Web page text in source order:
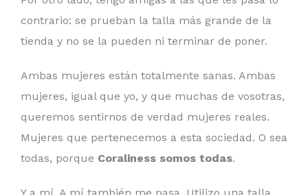
contrario: se prueban la talla más grande de la
tienda y no se la pueden ni terminar de poner.
Ambas mujeres están totalmente sanas. Ambas
mujeres, igual que yo, y que muchas de vosotras,
queremos sentirnos de verdad mujeres reales.
Mujeres que pertenecemos a esta sociedad. O sea
todas, porque Coraliness somos todas.